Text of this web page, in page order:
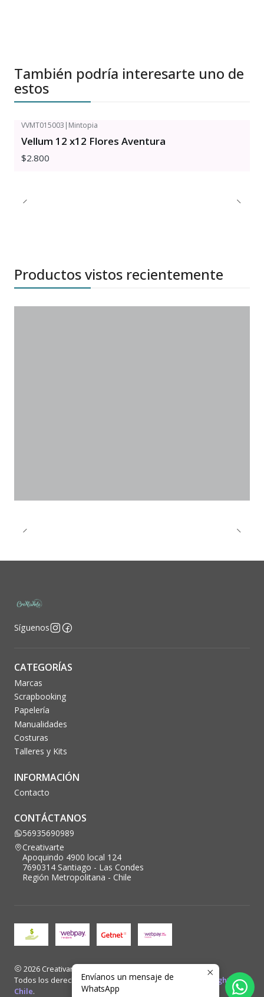
También podría interesarte uno de
estos
VVMT015003 | Mintopia
Vellum 12 x12 Flores Aventura
$2.800
Productos vistos recientemente
Síguenos
CATEGORÍAS
Marcas
Scrapbooking
Papelería
Manualidades
Costuras
Talleres y Kits
INFORMACIÓN
Contacto
CONTÁCTANOS
56935690989
Creativarte
Apoquindo 4900 local 124
7690314 Santiago - Las Condes
Región Metropolitana - Chile
2026 Creativarte.
Todos los derechos reservados. Desarrollado por
Blacklight
Chile.
Envíanos un mensaje de
WhatsApp